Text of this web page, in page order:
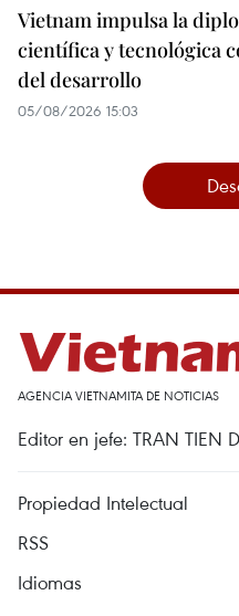
Vietnam impulsa la
científica y tecnológica
del desarrollo
05/08/2026 15:03
AGENCIA VIETNAMITA DE NOTICIAS
Editor en jefe: TRAN TIEN
Propiedad Intelectual
RSS
Idiomas